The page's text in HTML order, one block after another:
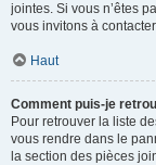
jointes. Si vous n’êtes
vous invitons à
Haut
Comment puis-je
Pour retrouver la liste
vous rendre dans le
la section des pièces